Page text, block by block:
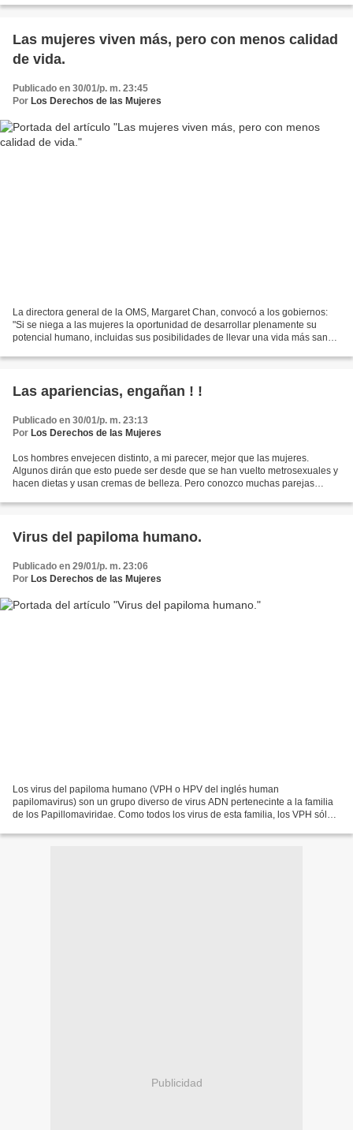
Las mujeres viven más, pero con menos calidad
de vida.
Publicado en 30/01/p. m. 23:45
Por Los Derechos de las Mujeres
La directora general de la OMS, Margaret Chan, convocó a los gobiernos:
"Si se niega a las mujeres la oportunidad de desarrollar plenamente su
potencial humano, incluidas sus posibilidades de llevar una vida más sana
Las apariencias, engañan ! !
Publicado en 30/01/p. m. 23:13
Por Los Derechos de las Mujeres
Los hombres envejecen distinto, a mi parecer, mejor que las mujeres.
Algunos dirán que esto puede ser desde que se han vuelto metrosexuales y
hacen dietas y usan cremas de belleza. Pero conozco muchas parejas
Virus del papiloma humano.
Publicado en 29/01/p. m. 23:06
Por Los Derechos de las Mujeres
Los virus del papiloma humano (VPH o HPV del inglés human
papilomavirus) son un grupo diverso de virus ADN pertenecinte a la familia
de los Papillomaviridae. Como todos los virus de esta familia, los VPH sólo
Publicidad